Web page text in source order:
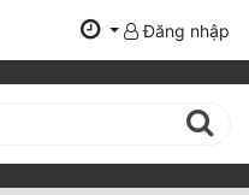
Đăng nhập